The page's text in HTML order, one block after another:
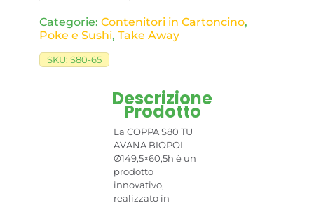
Categorie: Contenitori in Cartoncino,
Poke e Sushi, Take Away
SKU: S80-65
Descrizione
Prodotto
La COPPA S80 TU
AVANA BIOPOL
Ø149,5×60,5h è un
prodotto
innovativo,
realizzato in